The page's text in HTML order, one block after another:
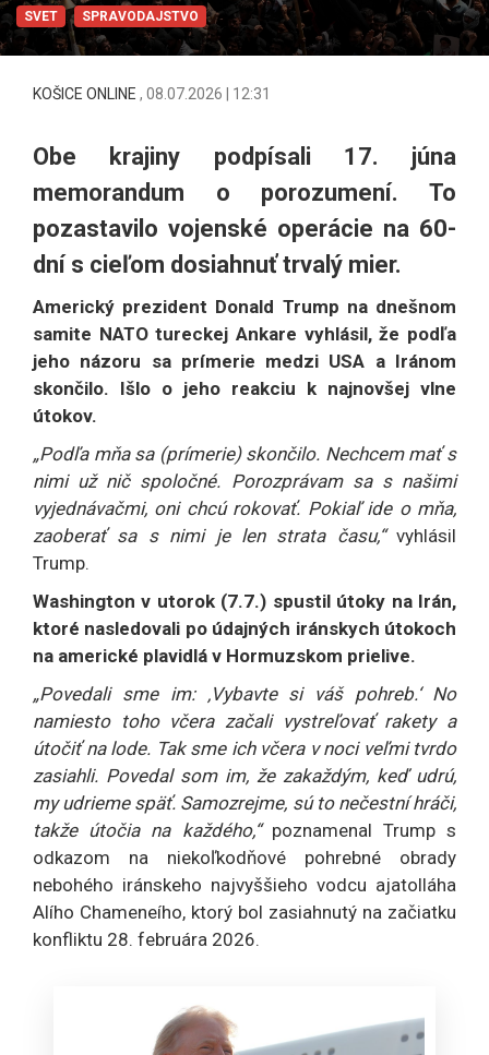
SVET SPRAVODAJSTVO
KOŠICE ONLINE , 08.07.2026 | 12:31
Obe krajiny podpísali 17. júna
memorandum o porozumení. To
pozastavilo vojenské operácie na 60-
dní s cieľom dosiahnuť trvalý mier.
Americký prezident Donald Trump na dnešnom
samite NATO tureckej Ankare vyhlásil, že podľa
jeho názoru sa prímerie medzi USA a Iránom
skončilo. Išlo o jeho reakciu k najnovšej vlne
útokov.
„Podľa mňa sa (prímerie) skončilo. Nechcem mať s
nimi už nič spoločné. Porozprávam sa s našimi
vyjednávačmi, oni chcú rokovať. Pokiaľ ide o mňa,
zaoberať sa s nimi je len strata času,“ vyhlásil
Trump.
Washington v utorok (7.7.) spustil útoky na Irán,
ktoré nasledovali po údajných iránskych útokoch
na americké plavidlá v Hormuzskom prielive.
„Povedali sme im: ‚Vybavte si váš pohreb.‘ No
namiesto toho včera začali vystreľovať rakety a
útočiť na lode. Tak sme ich včera v noci veľmi tvrdo
zasiahli. Povedal som im, že zakaždým, keď udrú,
my udrieme späť. Samozrejme, sú to nečestní hráči,
takže útočia na každého,“ poznamenal Trump s
odkazom na niekoľkodňové pohrebné obrady
nebohého iránskeho najvyššieho vodcu ajatolláha
Alího Chameneího, ktorý bol zasiahnutý na začiatku
konfliktu 28. februára 2026.